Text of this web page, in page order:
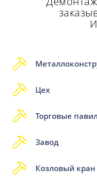
Цех
Торговые
Завод
Козловый кран